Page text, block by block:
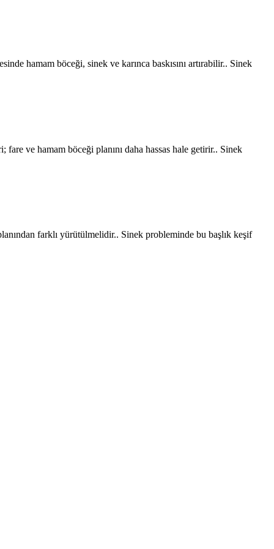
hamam böceği, sinek ve karınca baskısını artırabilir.. Sinek
ve hamam böceği planını daha hassas hale getirir.. Sinek
farklı yürütülmelidir.. Sinek probleminde bu başlık keşif